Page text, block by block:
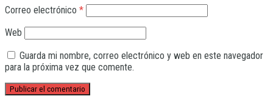
Correo electrónico *
Web
Guarda mi nombre, correo electrónico y web en este navegador
para la próxima vez que comente.